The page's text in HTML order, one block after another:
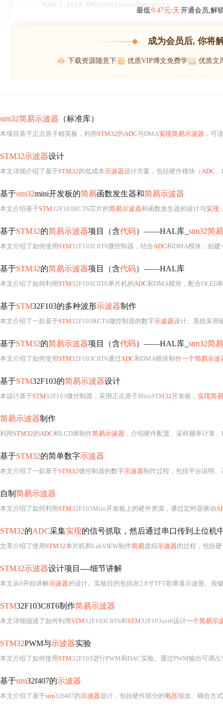
hadc1.Init.DMAContinuousRequests
最低0.47元/天 开通会员,解
成为会员后, 你将
下载资源随意下 优质VIP博文免费学 优质文
stm32简易示波器 （标准库）
本项目基于正点原子精英板，利用STM32的ADC与DMA实现简易示波器 ，可读取信号频
STM32示波器设计
本文详细介绍了基于STM32的低成本示波器设计方案，包括硬件模块（ADC
基于stm32mini开发板的简易函数发生器和简易示波器
本文介绍基于STM32F103RCT6芯片的简易示波器和函数发生器的设计与实现
基于STM32的简易示波器项目（含代码）——HAL库_ stm32简
本文介绍了如何使用STM32F103C8T6微控制器，结合ADC和DMA模块，创建
基于STM32的简易示波器项目（含代码）——HAL库
本文介绍了如何利用STM32F103C8T6单片机的ADC和DMA模块，配合OLED
基于STM32F103的多种波形示波器制作
本文介绍了一款基于STM32F103RCT6微控制器的数字示波器设计。系统采用
基于STM32的简易示波器项目（含代码）——HAL库_ stm32简
本文介绍了如何使用STM32F103C8T6通过ADC和DMA模块制作一个简易示波
基于STM32F103的简易示波器设计
本设计基于STM32F103微控制器，采用正点原子MiniSTM32开发板， 实现简
简易示波器制作
利用STM32的ADC和LCD屏制作简易示波器 ，介绍硬件配置、采样频率计算
基于STM32的简单数字示波器
本文介绍了一款基于STM32微控制器的数字示波器制作过程，包括平台说明、基本工作原理、实际展示的效果，
自制 简易示波器
本文介绍了如何利用STM32F103Mini开发板上的硬件资源，通过定时器驱动
STM32的ADC采集实现的信号抓取，然后通过串口传到上位机
文章介绍了使用STM32单片机和LabVIEW制作简易虚拟示波器的过程，包括硬
STM32示波器设计项目----细节讲解
本文从0开始讲解示波器的设计。实验目的包括在2.8寸TFT彩屏显示波形、按键控制波形缩
STM32F103C8T6制作简易示波器
本文详细描述了如何利用STM32F103C8T6和STM32F103zet6设计一个简易示
STM32PWM与示波器实验
本文介绍了如何使用STM32F103进行PWM和DAC实验。通过PWM输出可调
基于stm32f407的示波器
本文介绍了基于stm32f407的示波器设计，包括硬件部分的电压缩放、耦合方式、电